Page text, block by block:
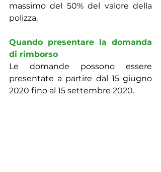
massimo del 50% del valore della
polizza.
Quando presentare la domanda
di rimborso
Le domande possono essere
presentate a partire dal 15 giugno
2020 fino al 15 settembre 2020.